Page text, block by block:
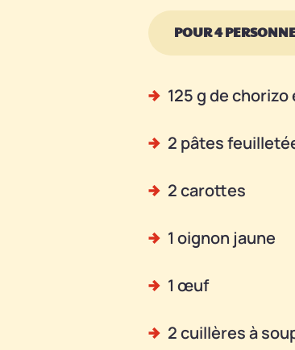
POUR 4
125 g de
2 pâtes
2 carottes
1 oignon jaune
1 œuf
2 cuillères à